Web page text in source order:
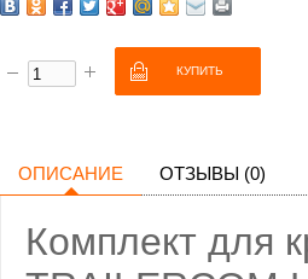
ОПИСАНИЕ ОТЗЫВЫ (0)
Комплект для